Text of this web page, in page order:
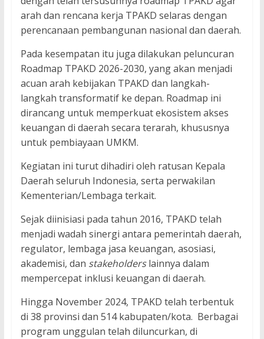
arah dan rencana kerja TPAKD selaras dengan
perencanaan pembangunan nasional dan daerah.
Pada kesempatan itu juga dilakukan peluncuran
Roadmap TPAKD 2026-2030, yang akan menjadi
acuan arah kebijakan TPAKD dan langkah-
langkah transformatif ke depan. Roadmap ini
dirancang untuk memperkuat ekosistem akses
keuangan di daerah secara terarah, khususnya
untuk pembiayaan UMKM.
Kegiatan ini turut dihadiri oleh ratusan Kepala
Daerah seluruh Indonesia, serta perwakilan
Kementerian/Lembaga terkait.
Sejak diinisiasi pada tahun 2016, TPAKD telah
menjadi wadah sinergi antara pemerintah daerah,
regulator, lembaga jasa keuangan, asosiasi,
akademisi, dan stakeholderslainnya dalam
mempercepat inklusi keuangan di daerah.
Hingga November 2024, TPAKD telah terbentuk
di 38 provinsi dan 514 kabupaten/kota. Berbagai
program unggulan telah diluncurkan, di